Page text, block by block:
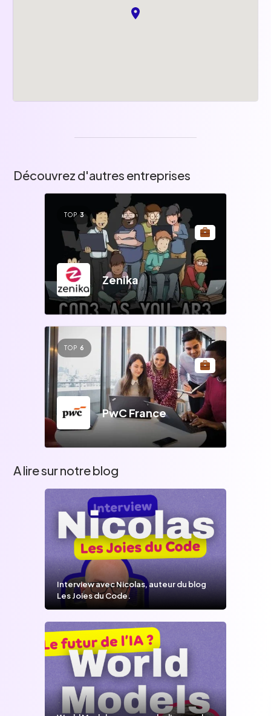
Découvrez d'autres entreprises
TOP 3
Zenika
TOP 6
PwC France
A lire sur notre blog
Interview avec Nicolas, auteur du blog
Les Joies du Code.